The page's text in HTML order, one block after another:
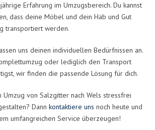
Erfahrung im Umzugsbereich. Du kannst
dass deine Möbel und dein Hab und Gut
transportiert werden.
uns deinen individuellen Bedürfnissen an.
oder lediglich den Transport
wir finden die passende Lösung für dich.
Umzug von Salzgitter nach Wels stressfrei
Dann kontaktiere uns noch heute und
umfangreichen Service überzeugen!